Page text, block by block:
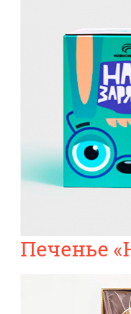
Печенье